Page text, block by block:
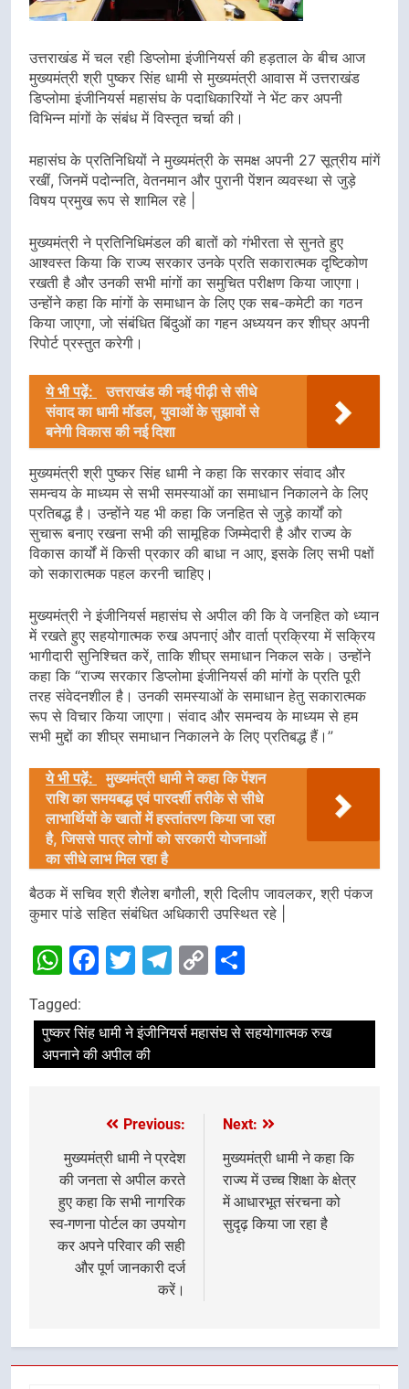
उत्तराखंड में चल रही डिप्लोमा इंजीनियर्स की हड़ताल के बीच आज
मुख्यमंत्री श्री पुष्कर सिंह धामी से मुख्यमंत्री आवास में उत्तराखंड
डिप्लोमा इंजीनियर्स महासंघ के पदाधिकारियों ने भेंट कर अपनी
विभिन्न मांगों के संबंध में विस्तृत चर्चा की।
महासंघ के प्रतिनिधियों ने मुख्यमंत्री के समक्ष अपनी 27 सूत्रीय मांगें
रखीं, जिनमें पदोन्नति, वेतनमान और पुरानी पेंशन व्यवस्था से जुड़े
विषय प्रमुख रूप से शामिल रहे |
मुख्यमंत्री ने प्रतिनिधिमंडल की बातों को गंभीरता से सुनते हुए
आश्वस्त किया कि राज्य सरकार उनके प्रति सकारात्मक दृष्टिकोण
रखती है और उनकी सभी मांगों का समुचित परीक्षण किया जाएगा।
उन्होंने कहा कि मांगों के समाधान के लिए एक सब-कमेटी का गठन
किया जाएगा, जो संबंधित बिंदुओं का गहन अध्ययन कर शीघ्र अपनी
रिपोर्ट प्रस्तुत करेगी।
ये भी पढ़ें:
उत्तराखंड की नई पीढ़ी से सीधे
संवाद का धामी मॉडल, युवाओं के सुझावों से
बनेगी विकास की नई दिशा
मुख्यमंत्री श्री पुष्कर सिंह धामी ने कहा कि सरकार संवाद और
समन्वय के माध्यम से सभी समस्याओं का समाधान निकालने के लिए
प्रतिबद्ध है। उन्होंने यह भी कहा कि जनहित से जुड़े कार्यों को
सुचारू बनाए रखना सभी की सामूहिक जिम्मेदारी है और राज्य के
विकास कार्यों में किसी प्रकार की बाधा न आए, इसके लिए सभी पक्षों
को सकारात्मक पहल करनी चाहिए।
मुख्यमंत्री ने इंजीनियर्स महासंघ से अपील की कि वे जनहित को ध्यान
में रखते हुए सहयोगात्मक रुख अपनाएं और वार्ता प्रक्रिया में सक्रिय
भागीदारी सुनिश्चित करें, ताकि शीघ्र समाधान निकल सके। उन्होंने
कहा कि “राज्य सरकार डिप्लोमा इंजीनियर्स की मांगों के प्रति पूरी
तरह संवेदनशील है। उनकी समस्याओं के समाधान हेतु सकारात्मक
रूप से विचार किया जाएगा। संवाद और समन्वय के माध्यम से हम
सभी मुद्दों का शीघ्र समाधान निकालने के लिए प्रतिबद्ध हैं।”
ये भी पढ़ें:
मुख्यमंत्री धामी ने कहा कि पेंशन
राशि का समयबद्ध एवं पारदर्शी तरीके से सीधे
लाभार्थियों के खातों में हस्तांतरण किया जा रहा
है, जिससे पात्र लोगों को सरकारी योजनाओं
का सीधे लाभ मिल रहा है
बैठक में सचिव श्री शैलेश बगौली, श्री दिलीप जावलकर, श्री पंकज
कुमार पांडे सहित संबंधित अधिकारी उपस्थित रहे |
WhatsApp
Facebook
Twitter
Telegram
Copy
Tagged:
पुष्कर सिंह धामी ने इंजीनियर्स महासंघ से सहयोगात्मक रुख
अपनाने की अपील की
navigation
Previous:
मुख्यमंत्री धामी ने प्रदेश
की जनता से अपील करते
हुए कहा कि सभी नागरिक
स्व-गणना पोर्टल का उपयोग
कर अपने परिवार की सही
और पूर्ण जानकारी दर्ज
करें।
Next:
मुख्यमंत्री धामी ने कहा कि
राज्य में उच्च शिक्षा के क्षेत्र
में आधारभूत संरचना को
सुदृढ़ किया जा रहा है